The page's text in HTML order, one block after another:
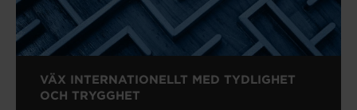
VÄX INTERNATIONELLT MED TYDLIGHET
OCH TRYGGHET